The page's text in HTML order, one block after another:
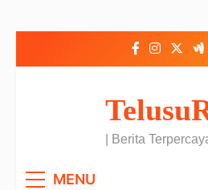
| Berita
MENU